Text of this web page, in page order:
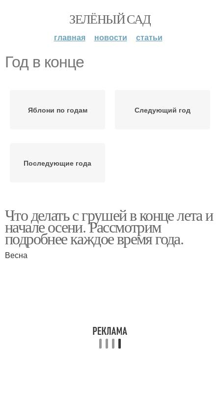
ЗЕЛЁНЫЙ САД
главная новости статьи
Год в конце
Яблони по годам Следующий год
Последующие года
Что делать с грушей в конце лета и
начале осени. Рассмотрим
подробнее каждое время года.
Весна